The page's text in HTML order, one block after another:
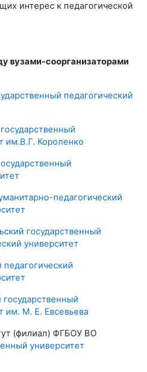
интерес к педагогической
вузами-соорганизаторами
педагогический
им.В.Г. Короленко
педагогический
государственный
университет
им. М. Е. Евсевьева
(филиал) ФГБОУ ВО
университет